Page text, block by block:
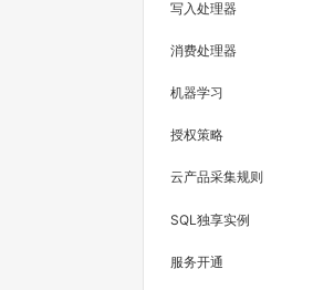
写入处理器
消费处理器
机器学习
授权策略
云产品采集规则
SQL独享实例
服务开通